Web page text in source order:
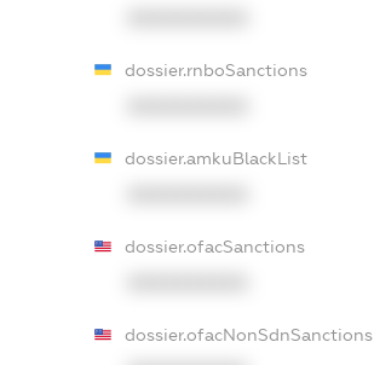
dossier.rnboSanctions
dossier.amkuBlackList
dossier.ofacSanctions
dossier.ofacNonSdnSanctions